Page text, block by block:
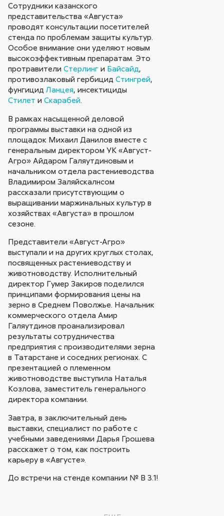
Сотрудники казанского
представительства «Августа»
проводят консультации посетителей
стенда по проблемам защиты культур.
Особое внимание они уделяют новым
высокоэффективным препаратам. Это
протравителиСтерлинг и Байсайд,
противозлаковый гербицидСтингрей,
фунгицидЛанцея, инсектициды
Стилет иСкарабей.
В рамках насыщенной деловой
программы выставки на одной из
площадок Михаил Данилов вместе с
генеральным директором УК «Август-
Агро» Айдаром Галяутдиновым и
начальником отдела растениеводства
Владимиром Заляйскалнсом
рассказали присутствующим о
выращивании маржинальных культур в
хозяйствах «Августа» в прошлом
сезоне.
Представители «Август-Агро»
выступали и на других круглых столах,
посвященных растениеводству и
животноводству. Исполнительный
директор Гумер Закиров поделился
принципами формирования цены на
зерно в Среднем Поволжье. Начальник
коммерческого отдела Амир
Галяутдинов проанализировал
результаты сотрудничества
предприятия с производителями зерна
в Татарстане и соседних регионах. С
презентацией о племенном
животноводстве выступила Наталья
Козлова, заместитель генерального
директора компании.
Завтра, в заключительный день
выставки, специалист по работе с
учебными заведениями Дарья Грошева
расскажет о том, как построить
карьеру в «Августе».
До встречи на стенде компании № В 3.1!